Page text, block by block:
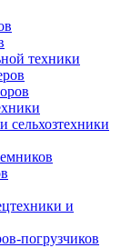
техники
сельхозтехники
и
погрузчиков